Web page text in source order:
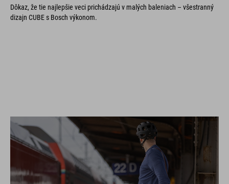
Dôkaz, že tie najlepšie veci prichádzajú v malých baleniach – všestranný
dizajn CUBE s Bosch výkonom.